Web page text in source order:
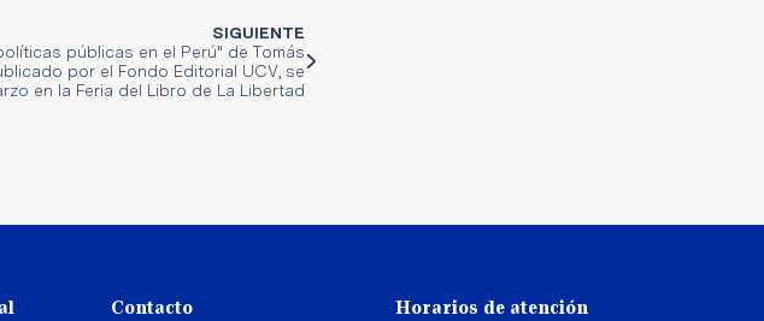
SIGUIENTE
públicas en el Perú" de Tomás
por el Fondo Editorial UCV, se
en la Feria del Libro de La Libertad
Contacto Horarios de atención